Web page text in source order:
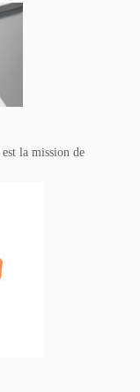
la mission de